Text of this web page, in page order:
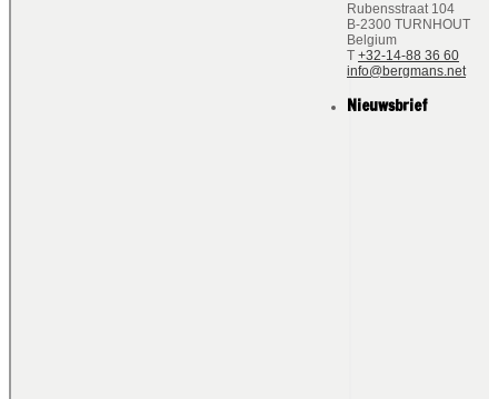
Rubensstraat 104
B-2300 TURNHOUT
Belgium
T +32-14-88 36 60
info@bergmans.net
Nieuwsbrief